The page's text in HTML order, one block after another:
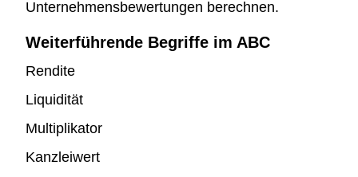
Unternehmensbewertungen berechnen.
Weiterführende Begriffe im ABC
Rendite
Liquidität
Multiplikator
Kanzleiwert